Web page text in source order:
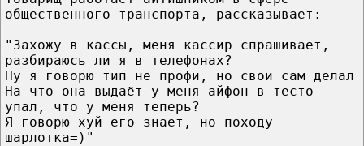
общественного транспорта, рассказывает:
"Захожу в кассы, меня кассир спрашивает,
разбираюсь ли я в телефонах?
Ну я говорю тип не профи, но свои сам делал
На что она выдаёт у меня айфон в тесто
упал, что у меня теперь?
Я говорю хуй его знает, но походу
шарлотка=)"